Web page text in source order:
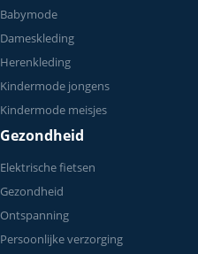
Babymode
Dameskleding
Herenkleding
Kindermode jongens
Kindermode meisjes
Gezondheid
Elektrische fietsen
Gezondheid
Ontspanning
Persoonlijke verzorging